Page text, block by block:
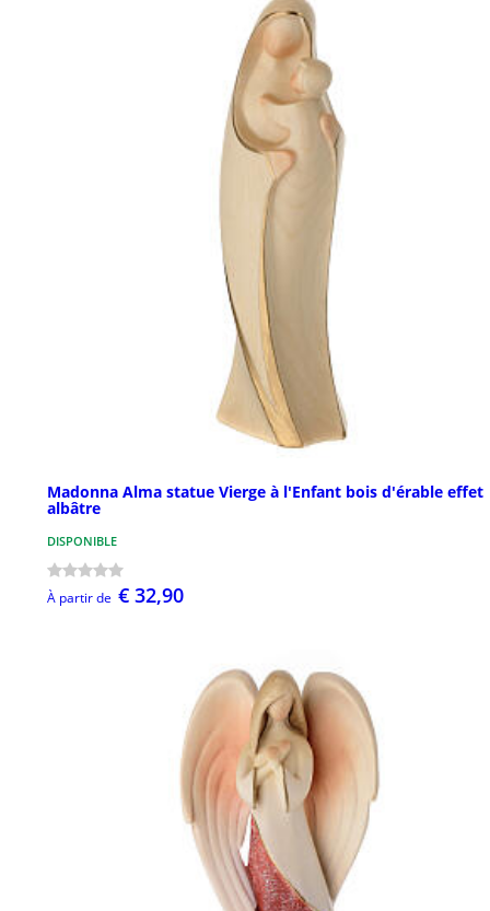
Madonna Alma statue Vierge à l'Enfant bois d'érable effet
albâtre
DISPONIBLE
À partir de € 32,90